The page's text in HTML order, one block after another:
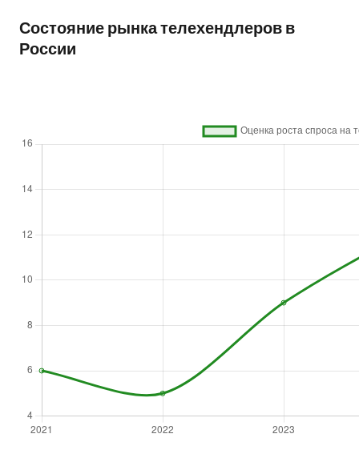
Состояние рынка телехендлеров в
России